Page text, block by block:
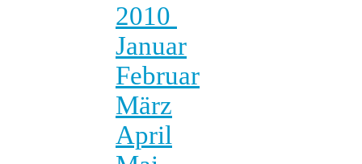
2010
Januar
Februar
März
April